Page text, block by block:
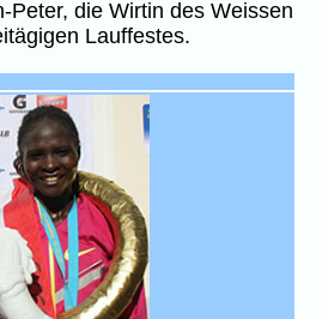
die Wirtin des Weissen
Lauffestes.